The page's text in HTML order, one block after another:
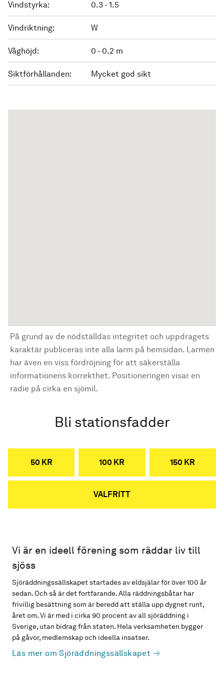
Vindstyrka: 0.3 - 1.5
Vindriktning: W
Våghöjd: 0 - 0.2 m
Siktförhållanden: Mycket god sikt
På grund av de nödställdas integritet och uppdragets
karaktär publiceras inte alla larm på hemsidan. Larmen
har även en viss fördröjning för att säkerställa
informationens korrekthet. Positioneringen visar en
radie på cirka en sjömil.
Bli stationsfadder
50 KR 100 KR 150 KR
VALFRITT
Vi är en ideell förening som räddar liv till
sjöss
Sjöräddningssällskapet startades av eldsjälar för över 100 år
sedan. Och så är det fortfarande. Alla räddningsbåtar har
frivillig besättning som är beredd att ställa upp dygnet runt,
året om. Vi är med i cirka 90 procent av all sjöräddning i
Sverige, utan bidrag från staten. Hela verksamheten bygger
på gåvor, medlemskap och ideella insatser.
Läs mer om Sjöräddningssällskapet